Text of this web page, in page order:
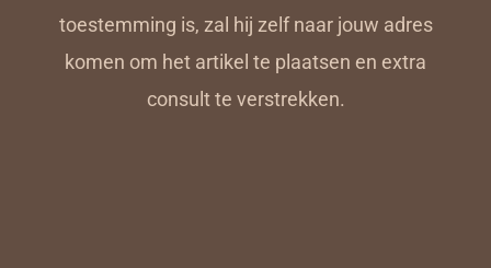
toestemming is, zal hij zelf naar jouw adres
komen om het artikel te plaatsen en extra
consult te verstrekken.